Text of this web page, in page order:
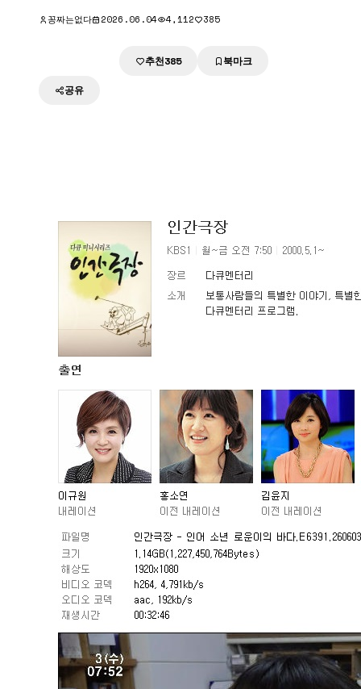
꽁짜는없다 2026.06.04 4,112 385
추천385 북마크
공유